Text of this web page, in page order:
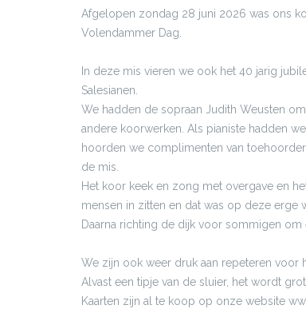
Afgelopen zondag 28 juni 2026 was ons
Volendammer Dag.
In deze mis vieren we ook het 40 jarig
Salesianen.
We hadden de sopraan Judith Weusten
andere koorwerken. Als pianiste hadden
hoorden we complimenten van
de mis.
Het koor keek en zong met overgave en
mensen in zitten en dat was op deze erge
Daarna richting de dijk voor sommigen
We zijn ook weer druk aan repeteren voor
Alvast een tipje van de sluier, het wordt
Kaarten zijn al te koop op onze website